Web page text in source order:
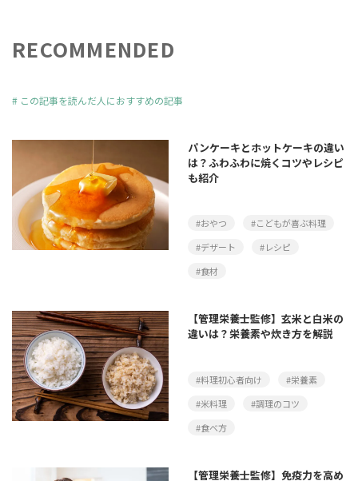
RECOMMENDED
# この記事を読んだ人におすすめの記事
パンケーキとホットケーキの違い
は？ふわふわに焼くコツやレシピ
も紹介
#おやつ
#こどもが喜ぶ料理
#デザート
#レシピ
#食材
【管理栄養士監修】玄米と白米の
違いは？栄養素や炊き方を解説
#料理初心者向け
#栄養素
#米料理
#調理のコツ
#食べ方
【管理栄養士監修】免疫力を高め